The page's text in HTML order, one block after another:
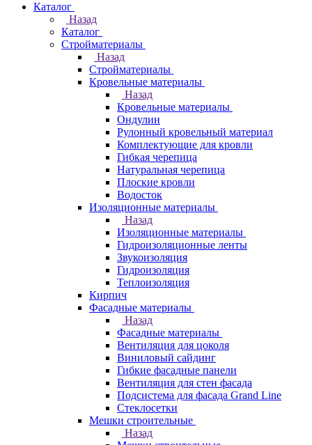
Каталог
Назад
Каталог
Стройматериалы
Назад
Стройматериалы
Кровельные материалы
Назад
Кровельные материалы
Ондулин
Рулонный кровельный материал
Комплектующие для кровли
Гибкая черепица
Натуральная черепица
Плоские кровли
Водосток
Изоляционные материалы
Назад
Изоляционные материалы
Гидроизоляционные ленты
Звукоизоляция
Гидроизоляция
Теплоизоляция
Кирпич
Фасадные материалы
Назад
Фасадные материалы
Вентиляция для цоколя
Виниловый сайдинг
Гибкие фасадные панели
Вентиляция для стен фасада
Подсистема для фасада Grand Line
Стеклосетки
Мешки строительные
Назад